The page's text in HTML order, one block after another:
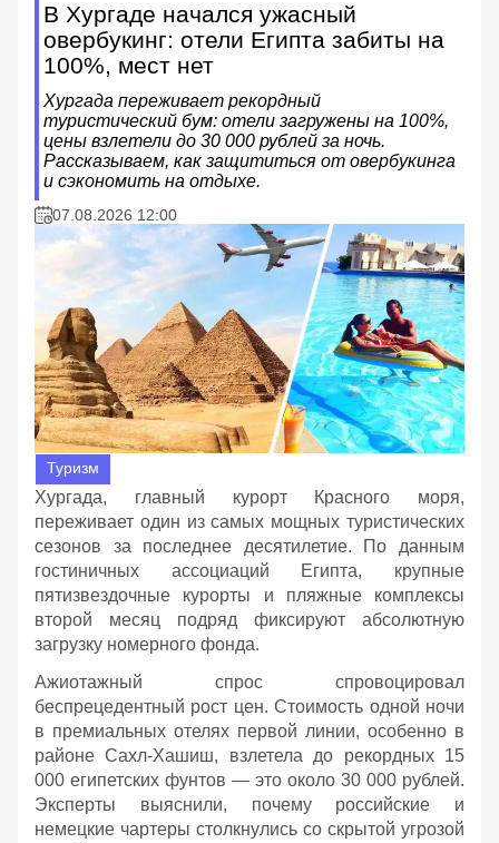
В Хургаде начался ужасный
овербукинг: отели Египта забиты на
100%, мест нет
Хургада переживает рекордный
туристический бум: отели загружены на 100%,
цены взлетели до 30 000 рублей за ночь.
Рассказываем, как защититься от овербукинга
и сэкономить на отдыхе.
07.08.2026 12:00
Туризм
Хургада, главный курорт Красного моря,
переживает один из самых мощных туристических
сезонов за последнее десятилетие. По данным
гостиничных ассоциаций Египта, крупные
пятизвездочные курорты и пляжные комплексы
второй месяц подряд фиксируют абсолютную
загрузку номерного фонда.
Ажиотажный спрос спровоцировал
беспрецедентный рост цен. Стоимость одной ночи
в премиальных отелях первой линии, особенно в
районе Сахл-Хашиш, взлетела до рекордных 15
000 египетских фунтов — это около 30 000 рублей.
Эксперты выяснили, почему российские и
немецкие чартеры столкнулись со скрытой угрозой